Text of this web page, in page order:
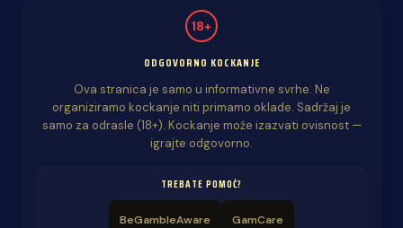
18+
ODGOVORNO KOCKANJE
Ova stranica je samo u informativne svrhe. Ne
organiziramo kockanje niti primamo oklade. Sadržaj je
samo za odrasle (18+). Kockanje može izazvati ovisnost —
igrajte odgovorno.
TREBATE POMOĆ?
BeGambleAware GamCare